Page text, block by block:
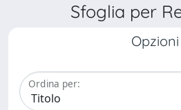
Sfoglia per
Opzioni
Ordina per: